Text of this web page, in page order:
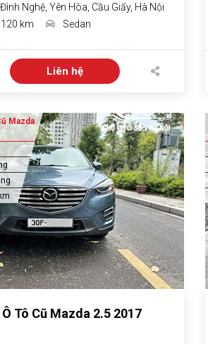
Nghệ, Yên Hòa, Cầu Giấy, Hà Nội
120 km Sedan
Liên hệ
Mazda
Tô Cũ Mazda 2.5 2017